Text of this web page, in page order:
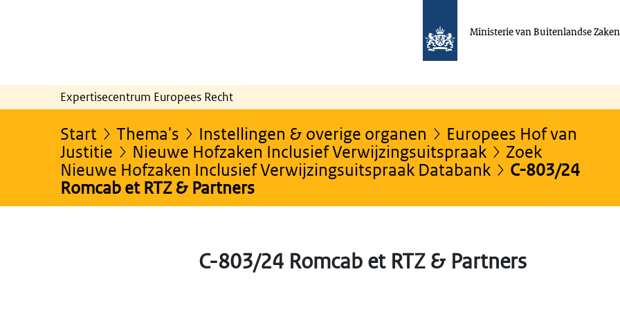
Ministerie van Buitenlandse Zaken
Expertisecentrum Europees Recht
Start Thema's Instellingen & overige organen
Europees Hof van
Justitie
Nieuwe Hofzaken Inclusief Verwijzingsuitspraak
Zoek
Nieuwe Hofzaken Inclusief Verwijzingsuitspraak Databank
C-803/24
Romcab et RTZ & Partners
C-803/24 Romcab et RTZ & Partners